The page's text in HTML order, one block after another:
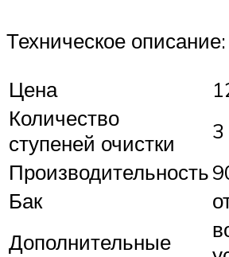
Техническое описание:
Цена
Количество
ступеней очистки
3
Производительность
Бак
Дополнительные